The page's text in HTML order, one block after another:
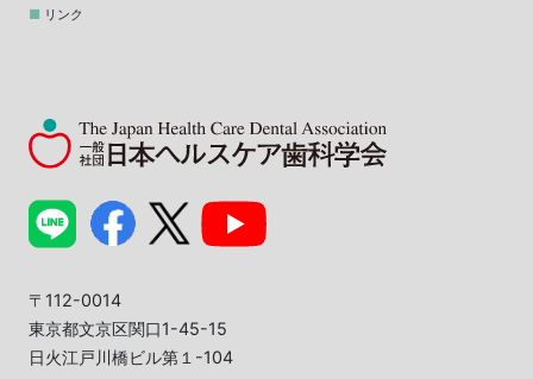
リンク
〒112-0014
東京都文京区関口1-45-15
日火江戸川橋ビル第１-104